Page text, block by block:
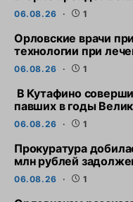
06.08.26 1
Орловские врачи
технологии при
06.08.26 1
В Кутафино
павших в годы
06.08.26 1
Прокуратура
млн рублей
06.08.26 1